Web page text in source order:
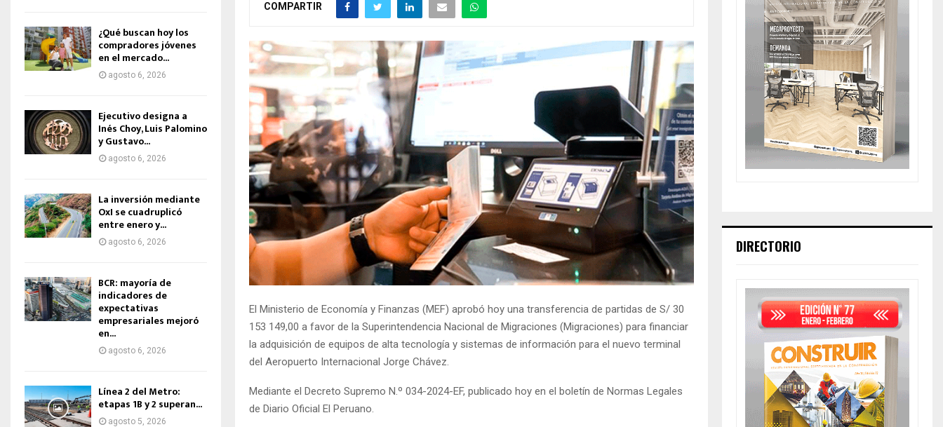
COMPARTIR
El Ministerio de Economía y Finanzas (MEF) aprobó hoy una transferencia de partidas de S/ 30
153 149,00 a favor de la Superintendencia Nacional de Migraciones (Migraciones) para financiar
la adquisición de equipos de alta tecnología y sistemas de información para el nuevo terminal
del Aeropuerto Internacional Jorge Chávez.
Mediante el Decreto Supremo N.º 034-2024-EF, publicado hoy en el boletín de Normas Legales
de Diario Oficial El Peruano.
¿Qué buscan hoy los
compradores jóvenes
en el mercado...
agosto 6, 2026
Ejecutivo designa a
Inés Choy, Luis Palomino
y Gustavo...
agosto 6, 2026
La inversión mediante
OxI se cuadruplicó
entre enero y...
agosto 6, 2026
BCR: mayoría de
indicadores de
expectativas
empresariales mejoró
en...
agosto 6, 2026
Línea 2 del Metro:
etapas 1B y 2 superan...
agosto 5, 2026
DIRECTORIO